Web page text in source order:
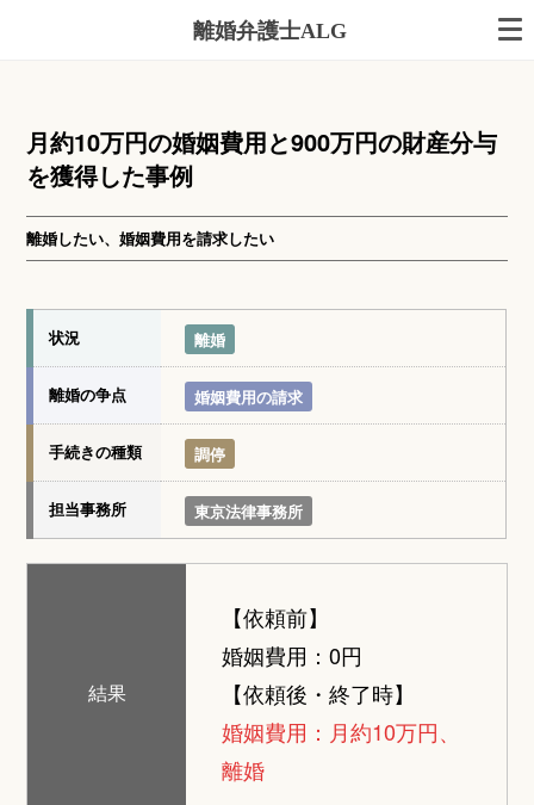
離婚弁護士ALG
月約10万円の婚姻費用と900万円の財産分与
を獲得した事例
離婚したい、婚姻費用を請求したい
状況 離婚
離婚の争点 婚姻費用の請求
手続きの種類 調停
担当事務所 東京法律事務所
結果
【依頼前】
婚姻費用：0円
【依頼後・終了時】
婚姻費用：月約10万円、
離婚